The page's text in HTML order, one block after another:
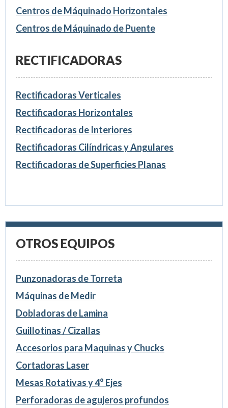
Centros de Máquinado Horizontales
Centros de Máquinado de Puente
RECTIFICADORAS
Rectificadoras Verticales
Rectificadoras Horizontales
Rectificadoras de Interiores
Rectificadoras Cilíndricas y Angulares
Rectificadoras de Superficies Planas
OTROS EQUIPOS
Punzonadoras de Torreta
Máquinas de Medir
Dobladoras de Lamina
Guillotinas / Cizallas
Accesorios para Maquinas y Chucks
Cortadoras Laser
Mesas Rotativas y 4° Ejes
Perforadoras de agujeros profundos